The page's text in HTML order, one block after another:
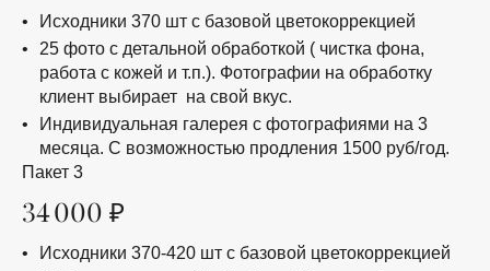
Исходники 370 шт с базовой цветокоррекцией
25 фото с детальной обработкой ( чистка фона,
работа с кожей и т.п.). Фотографии на обработку
клиент выбирает на свой вкус.
Индивидуальная галерея с фотографиями на 3
месяца. С возможностью продления 1500 руб/год.
Пакет 3
34 000 ₽
Исходники 370-420 шт с базовой цветокоррекцией